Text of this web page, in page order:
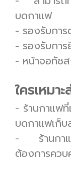
บดกาแฟ
- รองรับกา
- รองรับกา
- หน้าจอทัช
ใครเหมา
- ร้านกาแฟ
บดกาแฟเก็บ
- ร้านกาแ
ต้องการคว